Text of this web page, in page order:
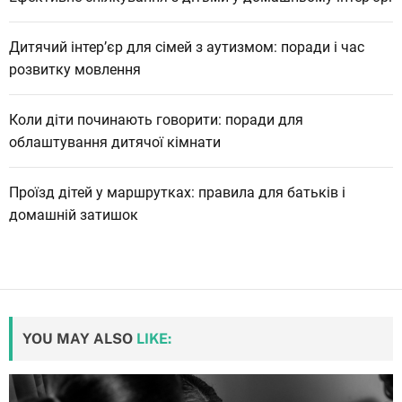
Дитячий інтер’єр для сімей з аутизмом: поради і час
розвитку мовлення
Коли діти починають говорити: поради для
облаштування дитячої кімнати
Проїзд дітей у маршрутках: правила для батьків і
домашній затишок
YOU MAY ALSO LIKE: